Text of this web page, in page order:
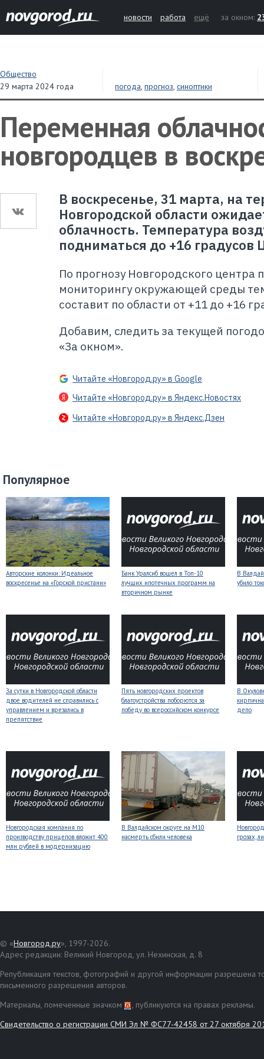
новости работа ещё за окном:
Общество
29 марта 2024 года
погода, прогноз, синоптики
Переменная
новгородцев в
В воскресенье, 31 марта, на
Новгородской области
облачность. Температура
подниматься до +16 градусов
По прогнозу Новгородского центра
мониторингу окружающей среды
составит по области от +11 до +16
Добавим, следить за текущей
«За окном».
Читайте «Новгород.ру» в Google
Читайте «Новгород.ру» в Яндекс.Новостях
Читайте «Новгород.ру» в Яндекс.Дзен
Популярное
Авторские колонки: Идеальное
воскресенье на «Горской пристани»
Банк Уралсиб вошел в Топ-10
лучших ипотечных программ на
вторичном рынке
В
убило
За сутки в Новгородской области
двое водителей не справились с
управлением и врезались в
препятствие
Пять новгородских проектов
благоустройства поборются за
победу во всероссийском конкурсе
В
депо
Новгородская компания по
производству прицепов вложит 400
млн рублей в модернизацию
В Валдайском округе на М10
насмерть сбили человека
грозах,
© «Новгород.ру», 1997-2026.
Адрес редакции: Великий Новгород, ул. Нехинская, д. 8
Републикация текстов, фотографий и другой информации разрешена
письменного разрешения авторов.
Материалы, помеченные значком
, публикуются на правах рекламы.
Свидетельство о регистрации СМИ Эл № ФС77-42458 от 27 октября